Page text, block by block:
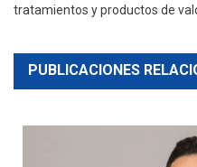
tratamientos y productos de
PUBLICACIONES